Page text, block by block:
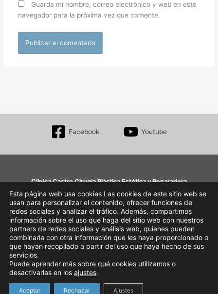
Guarda mi nombre, correo electrónico y web en este
navegador para la próxima vez que comente.
Facebook Youtube
Clínica Castro Cirugía Plástica Estética y Reparadora
Aumento de mama, Blefaroplastia, Rinoplastia, Abdominoplastia, Liposucción, toxina
botulínica…
Av. de Pío XII, 2-3º • 31008 Pamplona, Navarra
+34 948 27 64 54
clinica@clinicacastro.net
Webmaster
AVISO LEGAL
Esta página web usa cookies Las cookies de este sitio web se
usan para personalizar el contenido, ofrecer funciones de
redes sociales y analizar el tráfico. Además, compartimos
información sobre el uso que haga del sitio web con nuestros
partners de redes sociales y análisis web, quienes pueden
combinarla con otra información que les haya proporcionado o
que hayan recopilado a partir del uso que haya hecho de sus
servicios.
Puede aprender más sobre qué cookies utilizamos o
desactivarlas en los ajustes.
Aceptar Rechazar Ajustes